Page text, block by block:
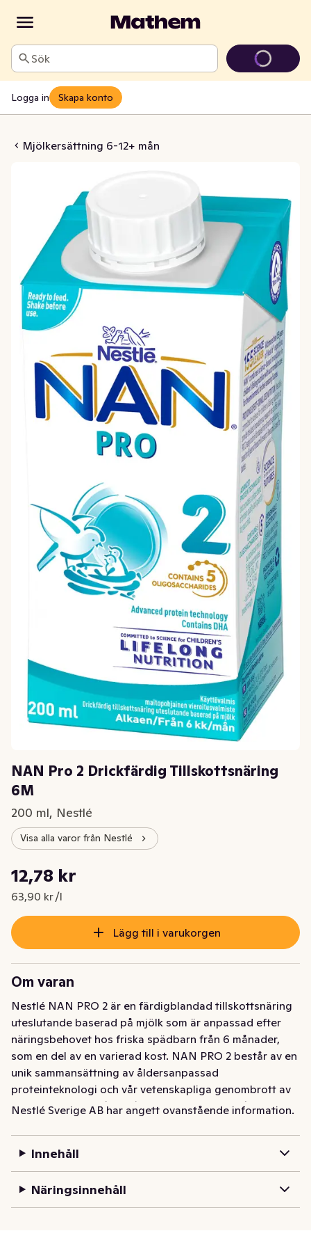
Sök
Logga in Skapa konto
Mjölkersättning 6-12+ mån
Tillskottsnäring 6M
NAN Pro 2 Drickfärdig Tillskottsnäring
6M
200 ml, Nestlé
Visa alla varor från Nestlé
Nuvarande pris är: 12,78 kr
12,78 kr
63,90 kr /l
Styckpris: 63,90 kr /l
Lägg till i varukorgen
Om varan
Nestlé NAN PRO 2 är en färdigblandad tillskottsnäring
uteslutande baserad på mjölk som är anpassad efter
näringsbehovet hos friska spädbarn från 6 månader,
som en del av en varierad kost. NAN PRO 2 består av en
unik sammansättning av åldersanpassad
proteinteknologi och vår vetenskapliga genombrott av
5 oligosackarider (2'-FL/DFL, LNT, 3-SL, 6'-SL). NAN
än 60 års forskning om modersmjölk. Tillskottsnäring är
ett komplement till barnets övriga kost som är
anpassad efter näringsbehovet hos friska spädbarn
från 6 månader. På Nestlé förbinder vi oss till
vetenskapen om barns livslånga näring för att kunna
Nestlé Sverige AB har angett ovanstående information.
Innehåll
Näringsinnehåll